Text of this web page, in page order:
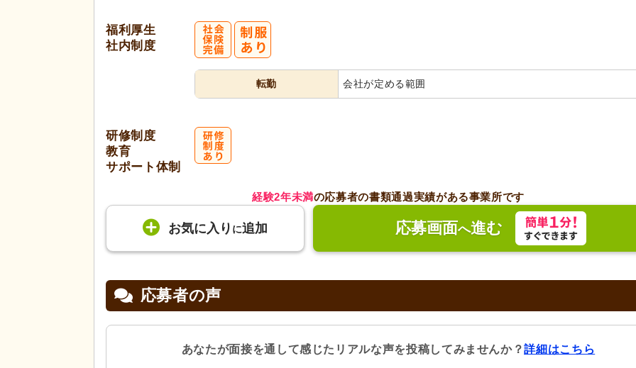
福利厚生
社内制度
転勤 会社が定める範囲
研修制度
教育
サポート体制
経験2年未満の応募者の書類通過実績がある事業所です
お気に入り に追加 応募画面へ進む
応募者の声
あなたが面接を通して感じたリアルな声を投稿してみませんか？詳細はこちら